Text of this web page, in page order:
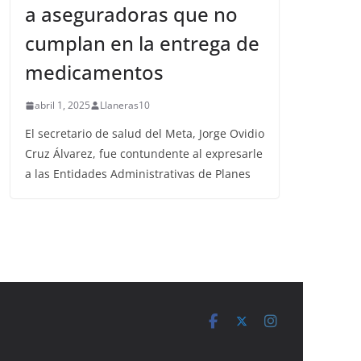
a aseguradoras que no
cumplan en la entrega de
medicamentos
abril 1, 2025 Llaneras10
El secretario de salud del Meta, Jorge Ovidio
Cruz Álvarez, fue contundente al expresarle
a las Entidades Administrativas de Planes